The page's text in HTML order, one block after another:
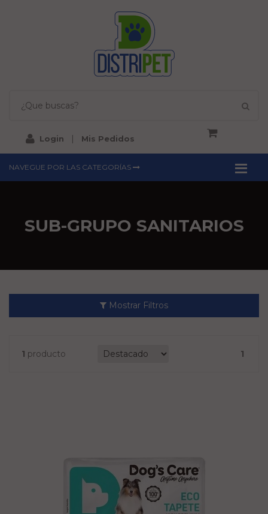
Login | Mis Pedidos
NAVEGUE POR LAS CATEGORÍAS
SUB-GRUPO SANITARIOS
Mostrar Filtros
1 producto 1